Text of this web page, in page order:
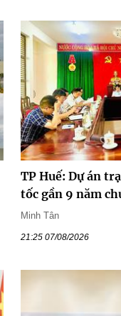
TP Huế: Dự án
tốc gần 9 năm
Minh Tân
21:25 07/08/2026